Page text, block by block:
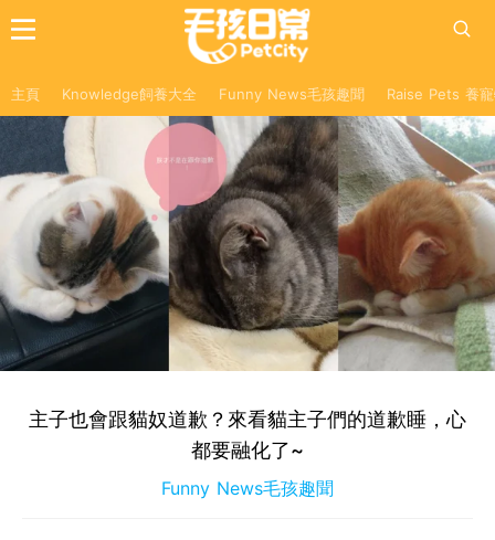
主頁 Knowledge飼養大全 Funny News毛孩趣聞 Raise Pets 養
主子也會跟貓奴道歉？來看貓主子們的道歉睡，心
都要融化了~
Funny News毛孩趣聞